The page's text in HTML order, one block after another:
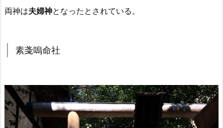
両神は夫婦神となったとされている。
素戔嗚命社